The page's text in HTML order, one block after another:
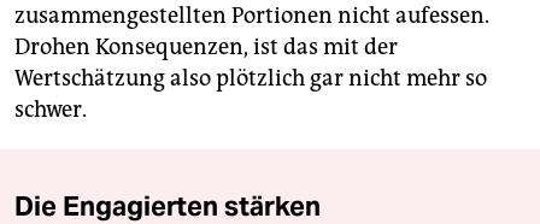
zusammengestellten Portionen nicht aufessen.
Drohen Konsequenzen, ist das mit der
Wertschätzung also plötzlich gar nicht mehr so
schwer.
Die Engagierten stärken